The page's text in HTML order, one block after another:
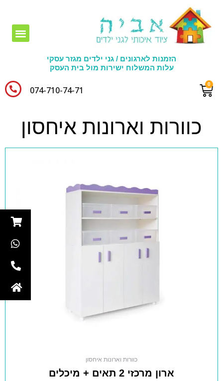
הזמנות לארגונים / גני ילדים מגזר עסקי
עלות המשלוח ישירות מול בית העסק
074-710-74-71​
כוורות וארונות איחסון
כוורות וארונות איחסון
ארון מרכזי 2 תאים + מיכלים